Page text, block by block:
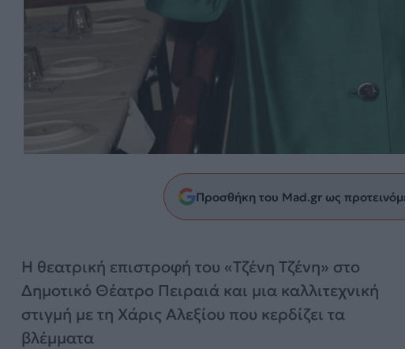
Προσθήκη του Mad.gr ως
Η θεατρική επιστροφή του «Τζένη Τζένη» στο
Δημοτικό Θέατρο Πειραιά και μια καλλιτεχνική
στιγμή με τη Χάρις Αλεξίου που κερδίζει τα
βλέμματα